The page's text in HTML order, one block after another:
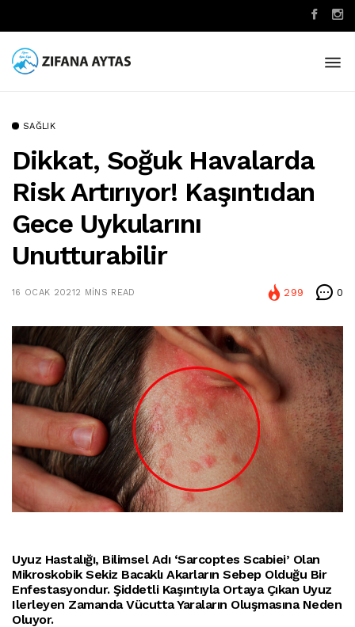
SAĞLIK
Dikkat, Soğuk Havalarda
Risk Artırıyor! Kaşıntıdan
Gece Uykularını
Unutturabilir
16 OCAK 20212 MINS READ 299 0
Uyuz Hastalığı, Bilimsel Adı ‘sarcoptes Scabiei’ Olan
Mikroskobik Sekiz Bacaklı Akarların Sebep Olduğu Bir
Enfestasyondur. Şiddetli Kaşıntıyla Ortaya Çıkan Uyuz
Ilerleyen Zamanda Vücutta Yaraların Oluşmasına Neden
Oluyor.